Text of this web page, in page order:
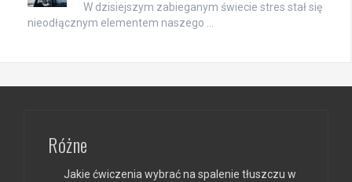
W dzisiejszym zabieganym świecie stres stał się
nieodłącznym elementem naszego …
Różne
Jakie ćwiczenia wybrać na spalenie tłuszczu w